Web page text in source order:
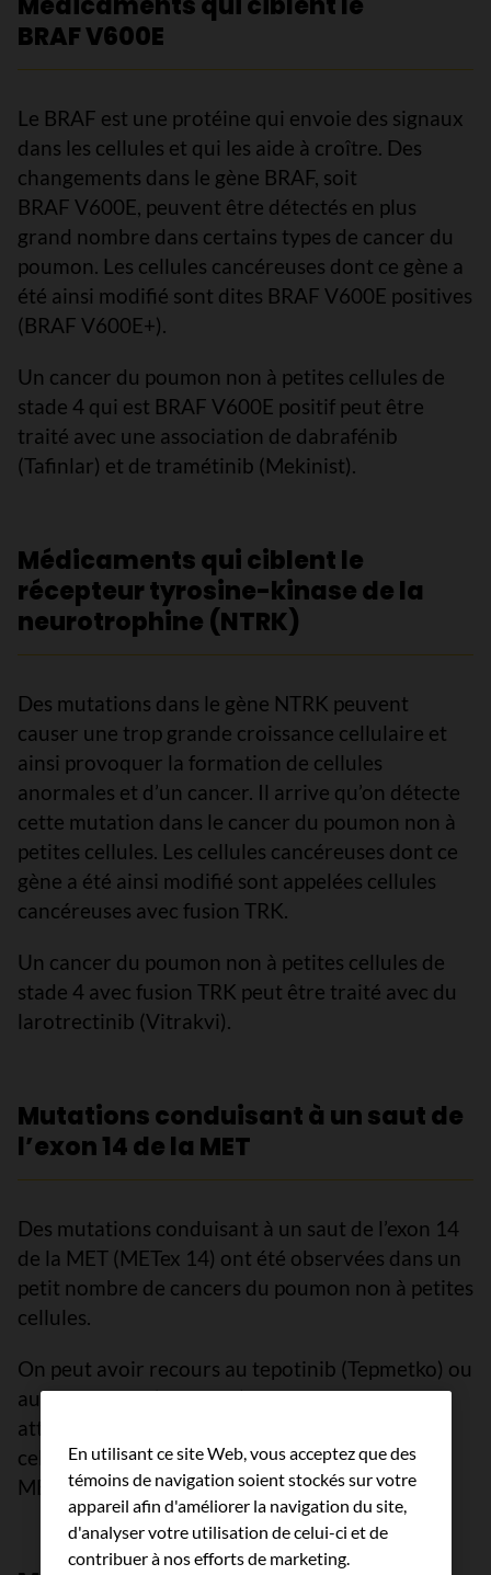
BRAF V600E
Le BRAF est une protéine qui envoie des signaux
dans les cellules et qui les aide à croître. Des
changements dans le gène BRAF, soit
BRAF V600E, peuvent être détectés en plus
grand nombre dans certains types de cancer du
poumon. Les cellules cancéreuses dont ce gène a
été ainsi modifié sont dites BRAF V600E positives
(BRAF V600E+).
Un cancer du poumon non à petites cellules de
stade 4 qui est BRAF V600E positif peut être
traité avec une association de dabrafénib
(Tafinlar) et de tramétinib (Mekinist).
Médicaments qui ciblent le
récepteur tyrosine-kinase de la
neurotrophine (NTRK)
Des mutations dans le gène NTRK peuvent
causer une trop grande croissance cellulaire et
ainsi provoquer la formation de cellules
anormales et d’un cancer. Il arrive qu’on détecte
cette mutation dans le cancer du poumon non à
petites cellules. Les cellules cancéreuses dont ce
gène a été ainsi modifié sont appelées cellules
cancéreuses avec fusion TRK.
Un cancer du poumon non à petites cellules de
stade 4 avec fusion TRK peut être traité avec du
larotrectinib (Vitrakvi).
Mutations conduisant à un saut de
l’exon 14 de la MET
Des mutations conduisant à un saut de l’exon 14
de la MET (METex 14) ont été observées dans un
petit nombre de cancers du poumon non à petites
cellules.
On peut avoir recours au tepotinib (Tepmetko) ou
au capmatinib (Tabrecta) chez les personnes
atteintes d’un cancer du poumon non à petites
cellules de stade 4 qui présente des mutations
METex 14.
En utilisant ce site Web, vous acceptez que des
témoins de navigation soient stockés sur votre
appareil afin d'améliorer la navigation du site,
d'analyser votre utilisation de celui-ci et de
contribuer à nos efforts de marketing.